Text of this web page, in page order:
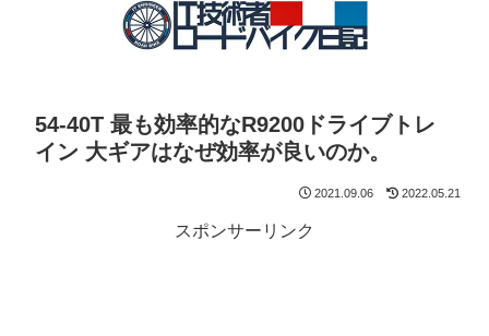
54-40T 最も効率的なR9200ドライブトレ
イン 大ギアはなぜ効率が良いのか。
2021.09.06 2022.05.21
スポンサーリンク